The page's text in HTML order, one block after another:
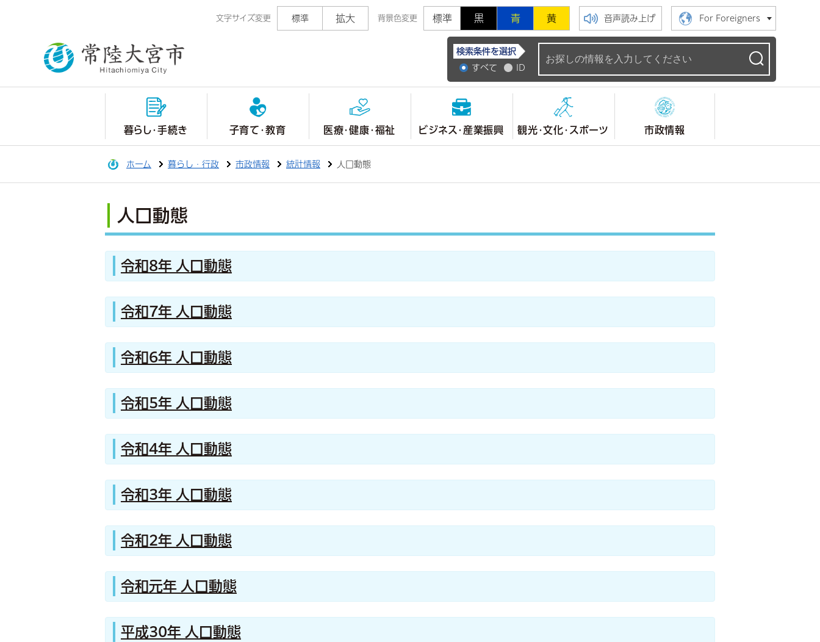
文字サイズ変更 標準 拡大 背景色変更 標準 黒 青 黄 音声読み上げ For Foreigners
常陸大宮市公式ホームページ
検索条件を選択
すべて
ID
暮らし・手続き 子育て・教育 医療・健康・福祉 ビジネス・産業振興 観光・文化・スポーツ 市政情報
ホーム 暮らし・行政 市政情報 統計情報 人口動態
人口動態
令和8年 人口動態
令和7年 人口動態
令和6年 人口動態
令和5年 人口動態
令和4年 人口動態
令和3年 人口動態
令和2年 人口動態
令和元年 人口動態
平成30年 人口動態